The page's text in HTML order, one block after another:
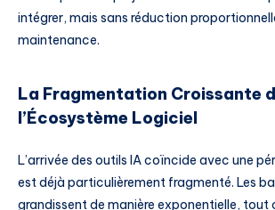
intégrer, mais sans réduction
maintenance.
La Fragmentation Croissante
l’Écosystème Logiciel
L’arrivée des outils IA coïncide avec une
est déjà particulièrement fragmenté. Les
grandissent de manière exponentielle, tout